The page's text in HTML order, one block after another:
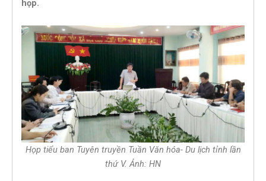
họp.
Họp tiểu ban Tuyên truyền Tuần Văn hóa- Du lịch tỉnh lần
thứ V. Ảnh: HN